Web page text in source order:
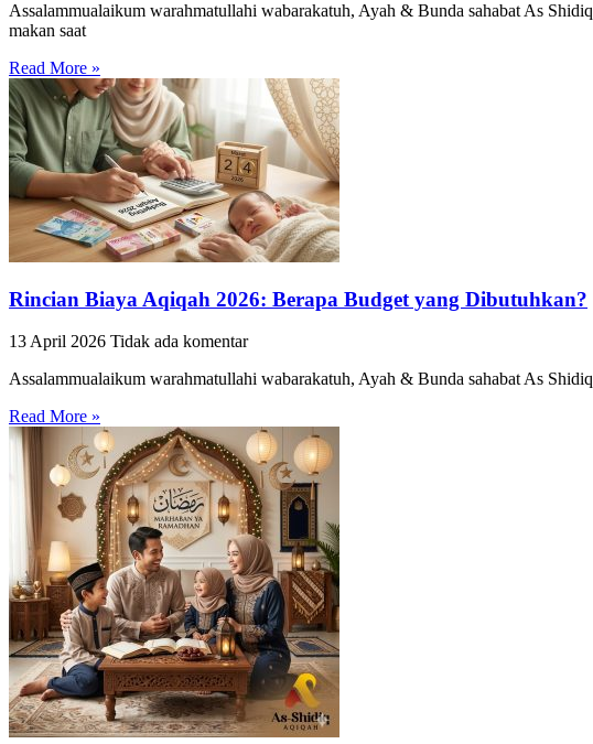
Assalammualaikum warahmatullahi wabarakatuh, Ayah & Bunda sahabat As
makan saat
Read More »
Rincian Biaya Aqiqah 2026: Berapa Budget yang Dibutuhkan?
13 April 2026 Tidak ada komentar
Assalammualaikum warahmatullahi wabarakatuh, Ayah & Bunda sahabat As
Read More »